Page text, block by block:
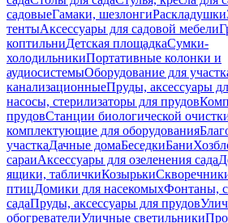
садовыеГамаки, шезлонгиРаскладушки
тентыАксессуары для садовой мебели
коптильниДетская площадкаСумки-
холодильникиПортативные колонки и
аудиосистемыОборудование для
канализационныеПруды, аксессуары
насосы, стерилизаторы для прудов
прудовСтанции биологической
комплектующие для оборудования
участкаДачные домаБеседкиБани
сараиАксессуары для озеленения сада
ящики, табличкиКозырьки
птицДомики для насекомыхФонтаны,
садаПруды, аксессуары для прудов
обогревателиУличные светильники